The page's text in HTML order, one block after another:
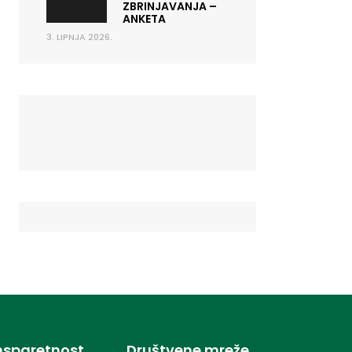
ZBRINJAVANJA –
ANKETA
3. LIPNJA 2026.